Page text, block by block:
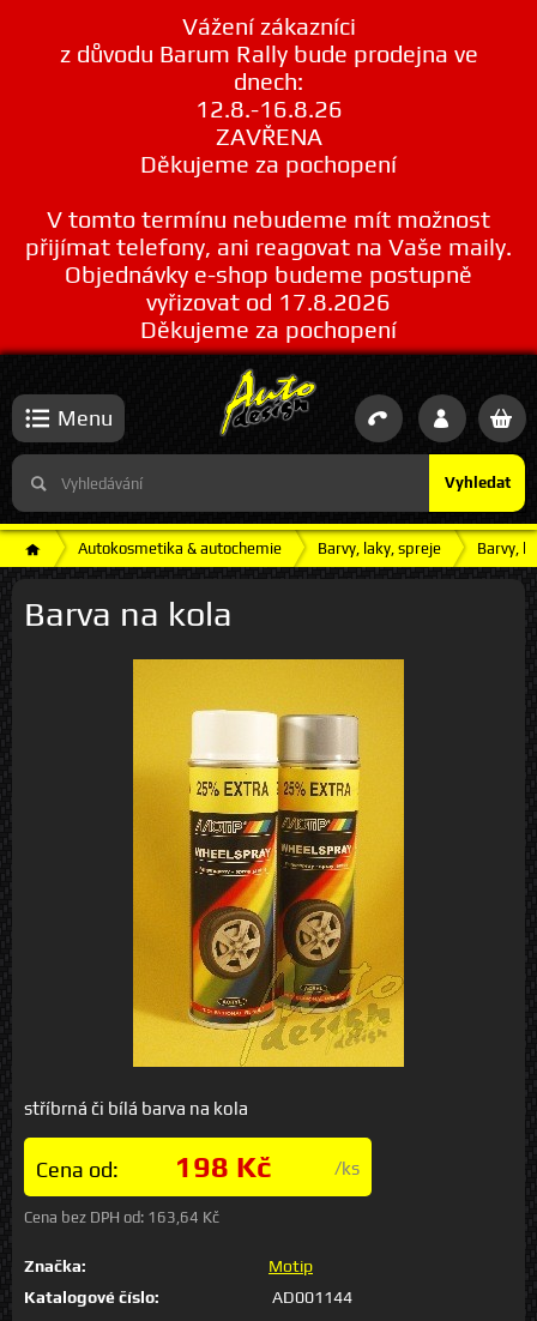
Vážení zákazníci
z důvodu Barum Rally bude prodejna ve
dnech:
12.8.-16.8.26
ZAVŘENA
Děkujeme za pochopení
V tomto termínu nebudeme mít možnost
přijímat telefony, ani reagovat na Vaše maily.
Objednávky e-shop budeme postupně
vyřizovat od 17.8.2026
Děkujeme za pochopení
Vyhledat
Menu
Autokosmetika & autochemie Barvy, laky, spreje Barvy,
Barva na kola
stříbrná či bílá barva na kola
Cena od: 198 Kč /ks
Cena bez DPH od: 163,64 Kč
Značka:
Motip
Katalogové číslo:
AD001144